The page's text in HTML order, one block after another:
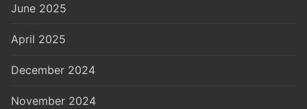
June 2025
April 2025
December 2024
November 2024